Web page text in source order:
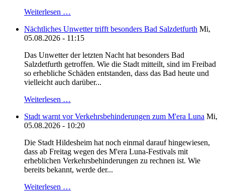
Weiterlesen …
Nächtliches Unwetter trifft besonders Bad Salzdetfurth Mi,
05.08.2026 - 11:15
Das Unwetter der letzten Nacht hat besonders Bad
Salzdetfurth getroffen. Wie die Stadt mitteilt, sind im Freibad
so erhebliche Schäden entstanden, dass das Bad heute und
vielleicht auch darüber...
Weiterlesen …
Stadt warnt vor Verkehrsbehinderungen zum M'era Luna Mi,
05.08.2026 - 10:20
Die Stadt Hildesheim hat noch einmal darauf hingewiesen,
dass ab Freitag wegen des M'era Luna-Festivals mit
erheblichen Verkehrsbehinderungen zu rechnen ist. Wie
bereits bekannt, werde der...
Weiterlesen …